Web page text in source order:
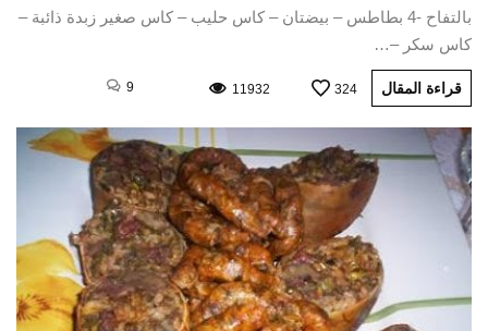
بالتفاح -4 بطاطس – بيضتان – كاس حليب – كاس صغير زبدة ذائبة –
كاس سكر –…
قراءة المقال 324
11932
9